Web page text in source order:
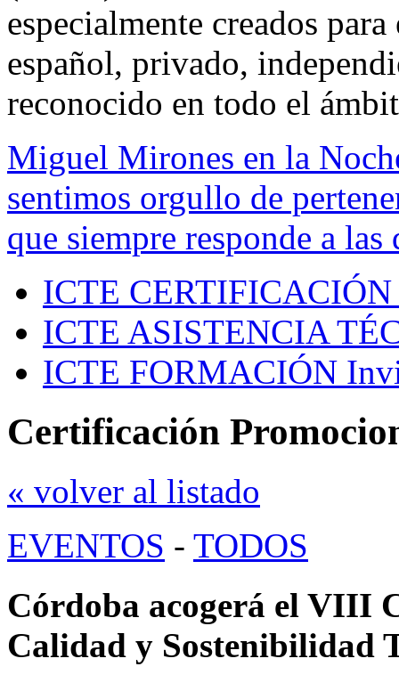
especialmente creados
español, privado,
reconocido en todo el
Miguel Mirones en la
sentimos orgullo de
que siempre responde a
ICTE CERTIFICACIÓN
ICTE ASISTENCIA
ICTE FORMACIÓN
Certificación
« volver al listado
EVENTOS - TODOS
Córdoba acogerá el VIII
Calidad y Sostenibilidad